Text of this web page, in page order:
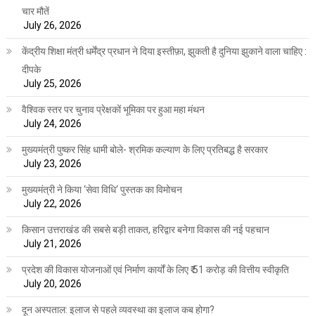
चार मौतें
July 26, 2026
केंद्रीय शिक्षा मंत्री धर्मेंद्र प्रधान ने दिया इस्तीफ़ा, झुकती है दुनिया झुकाने वाला चाहिए :
दीपके
July 25, 2026
वैश्विक स्तर पर चुनाव प्रेक्षकों भूमिका पर हुआ महा मंथन
July 24, 2026
मुख्यमंत्री पुष्कर सिंह धामी बोले- श्रमिक कल्याण के लिए प्रतिबद्ध है सरकार
July 23, 2026
मुख्यमंत्री ने किया ‘सेवा विधि‘ पुस्तक का विमोचन
July 22, 2026
किसान उत्तराखंड की सबसे बड़ी ताकत, हरिद्वार बनेगा विकास की नई पहचान
July 21, 2026
प्रदेश की विकास योजनाओं एवं निर्माण कार्यों के लिए ₹ 51 करोड़ की वित्तीय स्वीकृति
July 20, 2026
दून अस्पताल: इलाज से पहले व्यवस्था का इलाज कब होगा?